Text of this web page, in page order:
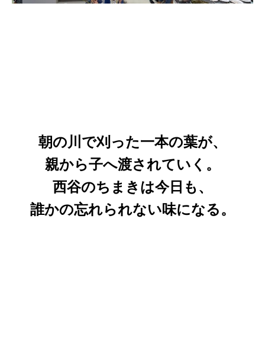
朝の川で刈った一本の葉が、
親から子へ渡されていく。
西谷のちまきは今日も、
誰かの忘れられない味になる。